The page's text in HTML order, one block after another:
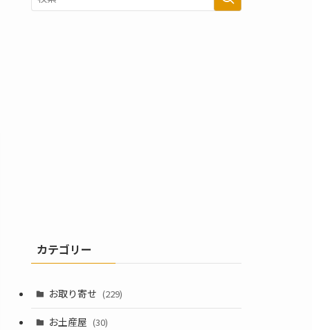
カテゴリー
お取り寄せ (229)
お土産屋 (30)